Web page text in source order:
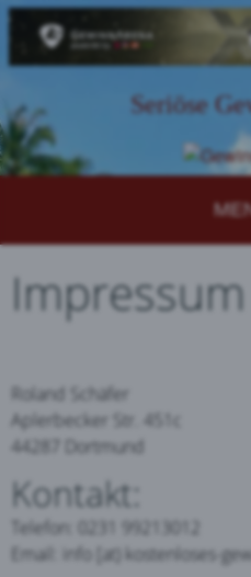
Seriöse
Impressum
Roland Schäfer
Aplerbecker Str. 451c
44287 Dortmund
Kontakt:
Telefon: 0231 99213012
Email: info [at) kostenloses-